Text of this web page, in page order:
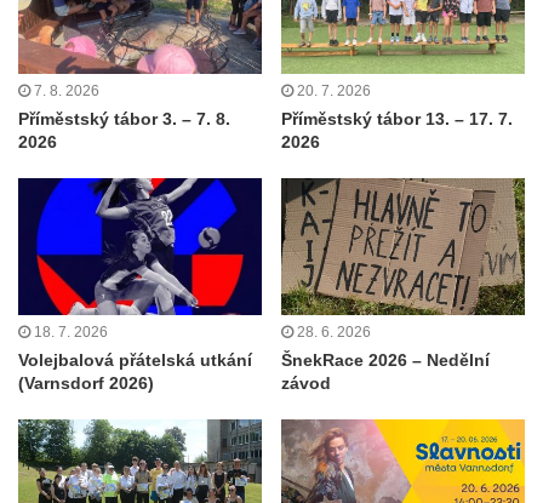
7. 8. 2026
Příměstský tábor 3. – 7. 8.
2026
20. 7. 2026
Příměstský tábor 13. – 17. 7.
2026
18. 7. 2026
Volejbalová přátelská utkání
(Varnsdorf 2026)
28. 6. 2026
ŠnekRace 2026 – Nedělní
závod